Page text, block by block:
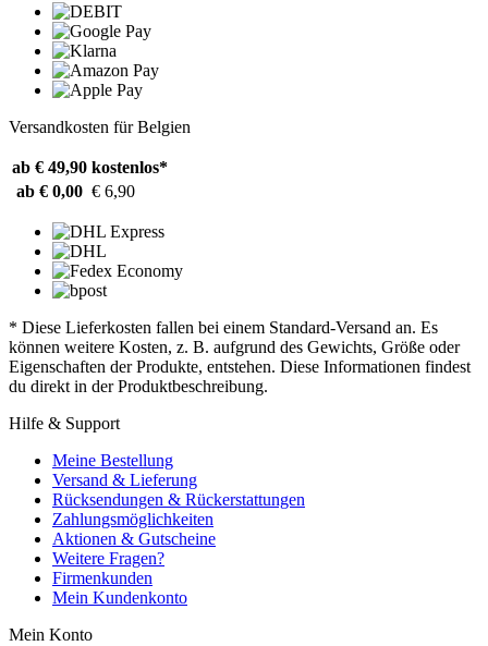
Versandkosten für Belgien
ab € 49,90 kostenlos*
ab € 0,00 € 6,90
* Diese Lieferkosten fallen bei einem Standard-Versand an. Es
können weitere Kosten, z. B. aufgrund des Gewichts, Größe oder
Eigenschaften der Produkte, entstehen. Diese Informationen findest
du direkt in der Produktbeschreibung.
Hilfe & Support
Meine Bestellung
Versand & Lieferung
Rücksendungen & Rückerstattungen
Zahlungsmöglichkeiten
Aktionen & Gutscheine
Weitere Fragen?
Firmenkunden
Mein Kundenkonto
Mein Konto